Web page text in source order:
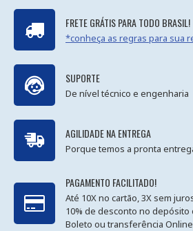
FRETE GRÁTIS PARA TODO BRASIL!
*conheça as regras para sua
SUPORTE
De nível técnico e engenharia
AGILIDADE NA ENTREGA
Porque temos a pronta
PAGAMENTO FACILITADO!
Até 10X no cartão, 3X sem
10% de desconto no depósito
Boleto ou transferência Online